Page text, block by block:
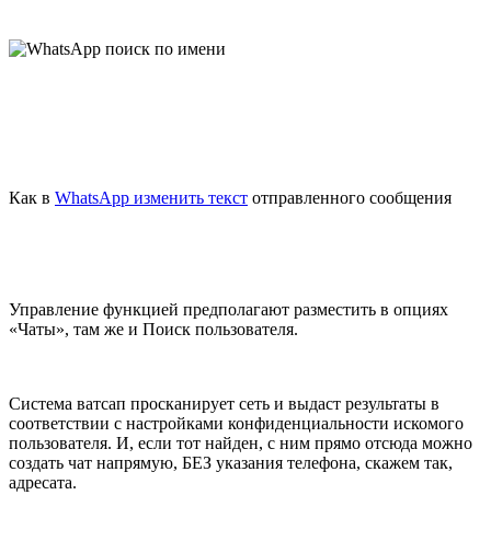
Как в WhatsApp изменить текст отправленного сообщения
Управление функцией предполагают разместить в опциях
«Чаты», там же и Поиск пользователя.
Система ватсап просканирует сеть и выдаст результаты в
соответствии с настройками конфиденциальности искомого
пользователя. И, если тот найден, с ним прямо отсюда можно
создать чат напрямую, БЕЗ указания телефона, скажем так,
адресата.